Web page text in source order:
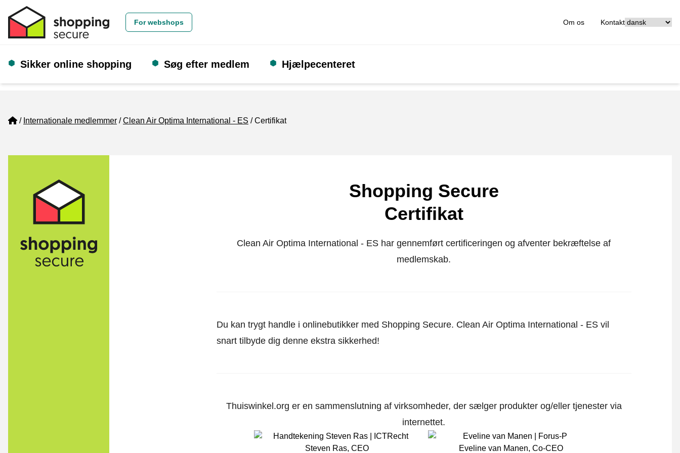
For webshops Om os Kontakt
Sikker online shopping Søg efter medlem Hjælpecenteret
Home
Internationale medlemmer Clean Air Optima International - ES Certifikat
Shopping Secure
Certifikat
Clean Air Optima International - ES har gennemført certificeringen og afventer bekræftelse af
medlemskab.
Du kan trygt handle i onlinebutikker med Shopping Secure. Clean Air Optima International - ES vil
snart tilbyde dig denne ekstra sikkerhed!
Thuiswinkel.org er en sammenslutning af virksomheder, der sælger produkter og/eller tjenester via
internettet.
Steven Ras, CEO
Eveline van Manen, Co-CEO